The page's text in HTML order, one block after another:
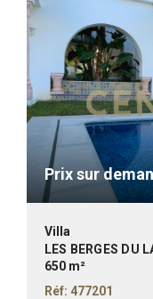
Prix sur
Villa
LES BERGES DU
650 m²
Réf: 477201